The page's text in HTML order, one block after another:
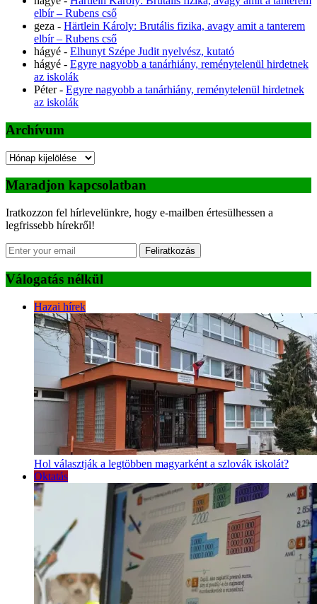
elbír – Rubens cső
geza - Härtlein Károly: Brutális fizika, avagy amit a tanterem
elbír – Rubens cső
hágyé - Elhunyt Szépe Judit nyelvész, kutató
hágyé - Egyre nagyobb a tanárhiány, reménytelenül hirdetnek
az iskolák
Péter- Egyre nagyobb a tanárhiány, reménytelenül hirdetnek
az iskolák
Archívum
Archívum
Maradjon kapcsolatban
Iratkozzon fel hírlevelünkre, hogy e-mailben értesülhessen a
legfrissebb hírekről!
Feliratkozás
Válogatás nélkül
Hazai hírek
Hol választják a legtöbben magyarként a szlovák iskolát?
Oktatás